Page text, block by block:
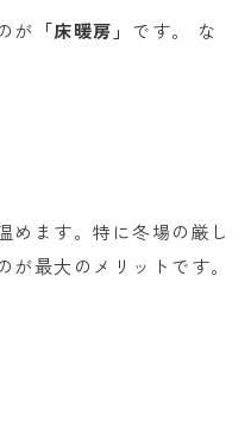
が 「床暖房」 です。 な
めます。特に冬場の厳し
最大のメリットです。